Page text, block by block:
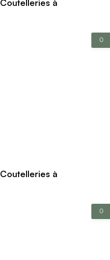
Coutelleries à
0
Coutelleries à
0